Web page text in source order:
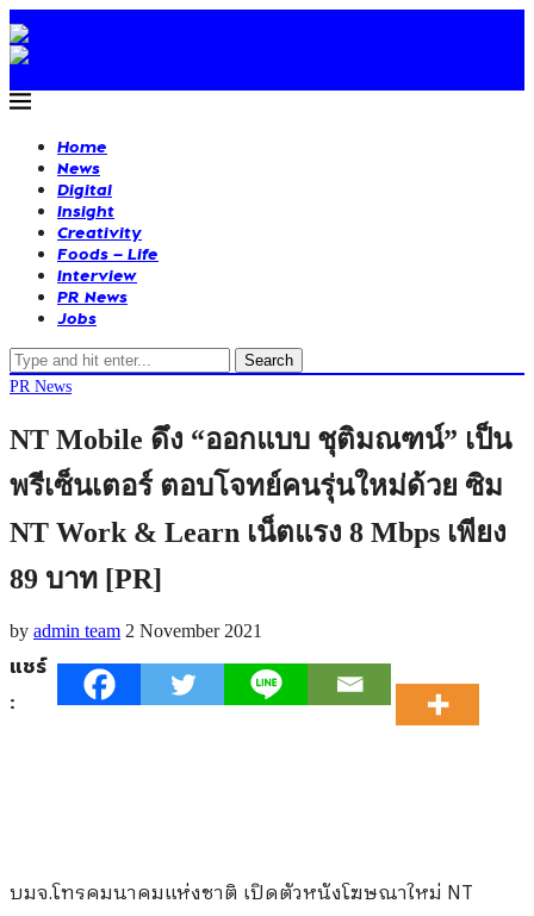
Home
News
Digital
Insight
Creativity
Foods – Life
Interview
PR News
Jobs
Search
PR News
NT Mobile ดึง “ออกแบบ ชุติมณฑน์” เป็น
พรีเซ็นเตอร์ ตอบโจทย์คนรุ่นใหม่ด้วย ซิม
NT Work & Learn เน็ตแรง 8 Mbps เพียง
89 บาท [PR]
by admin team 2 November 2021
แชร์
:
บมจ.โทรคมนาคมแห่งชาติ เปิดตัวหนังโฆษณาใหม่ NT